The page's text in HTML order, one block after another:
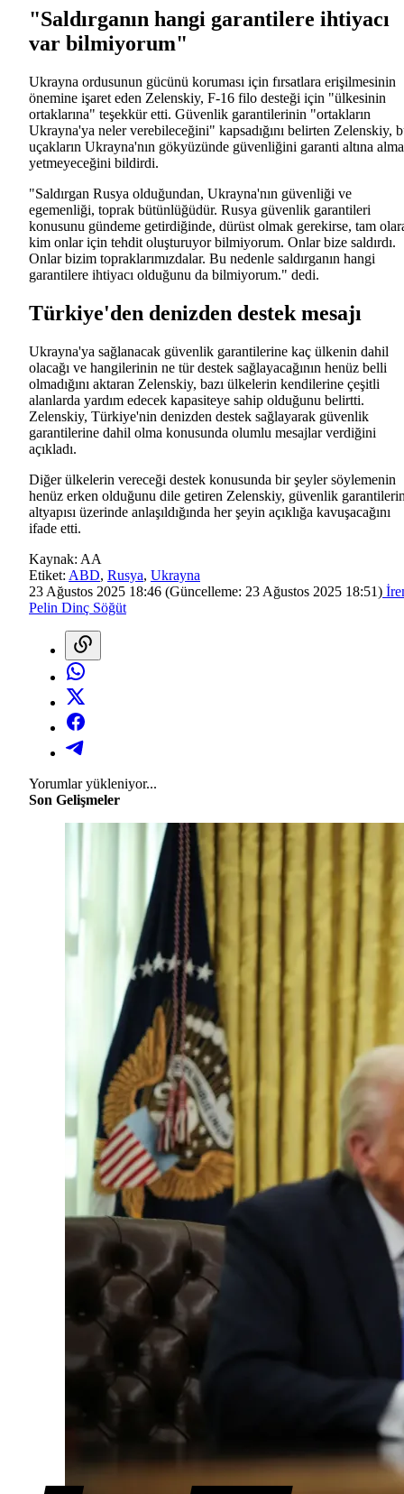
"Saldırganın hangi garantilere ihtiyacı
var bilmiyorum"
Ukrayna ordusunun gücünü koruması için fırsatlara erişilmesinin
önemine işaret eden Zelenskiy, F-16 filo desteği için "ülkesinin
ortaklarına" teşekkür etti. Güvenlik garantilerinin "ortakların
Ukrayna'ya neler verebileceğini" kapsadığını belirten Zelenskiy,
uçakların Ukrayna'nın gökyüzünde güvenliğini garanti altına
yetmeyeceğini bildirdi.
"Saldırgan Rusya olduğundan, Ukrayna'nın güvenliği ve
egemenliği, toprak bütünlüğüdür. Rusya güvenlik garantileri
konusunu gündeme getirdiğinde, dürüst olmak gerekirse, tam
kim onlar için tehdit oluşturuyor bilmiyorum. Onlar bize saldırdı.
Onlar bizim topraklarımızdalar. Bu nedenle saldırganın hangi
garantilere ihtiyacı olduğunu da bilmiyorum." dedi.
Türkiye'den denizden destek mesajı
Ukrayna'ya sağlanacak güvenlik garantilerine kaç ülkenin dahil
olacağı ve hangilerinin ne tür destek sağlayacağının henüz belli
olmadığını aktaran Zelenskiy, bazı ülkelerin kendilerine çeşitli
alanlarda yardım edecek kapasiteye sahip olduğunu belirtti.
Zelenskiy, Türkiye'nin denizden destek sağlayarak güvenlik
garantilerine dahil olma konusunda olumlu mesajlar verdiğini
açıkladı.
Diğer ülkelerin vereceği destek konusunda bir şeyler söylemenin
henüz erken olduğunu dile getiren Zelenskiy, güvenlik
altyapısı üzerinde anlaşıldığında her şeyin açıklığa kavuşacağını
ifade etti.
Kaynak: AA
Etiket: ABD, Rusya, Ukrayna
23 Ağustos 2025 18:46 (Güncelleme: 23 Ağustos 2025 18:51)
Pelin Dinç Söğüt
Yorumlar yükleniyor...
Son Gelişmeler